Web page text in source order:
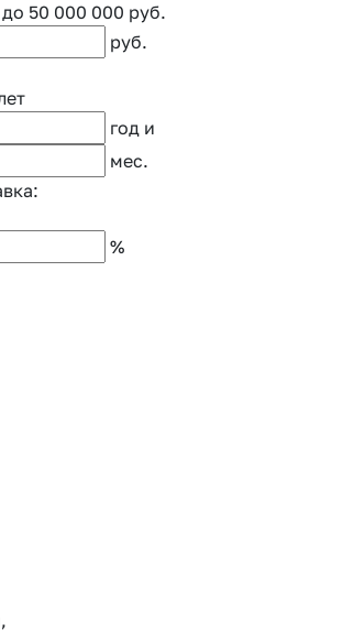
до 50 000 000 руб.
руб.
год и
мес.
%